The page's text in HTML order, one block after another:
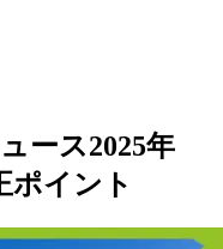
ュース2025年
ポイント